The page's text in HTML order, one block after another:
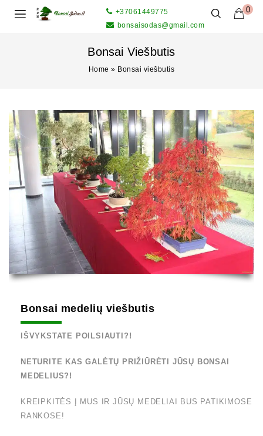
0
+37061449775
bonsaisodas@gmail.com
Bonsai Viešbutis
Home » Bonsai viešbutis
Bonsai medelių viešbutis
IŠVYKSTATE POILSIAUTI?!
NETURITE KAS GALĖTŲ PRIŽIŪRĖTI JŪSŲ BONSAI
MEDELIUS?!
KREIPKITĖS Į MUS IR JŪSŲ MEDELIAI BUS PATIKIMOSE
RANKOSE!